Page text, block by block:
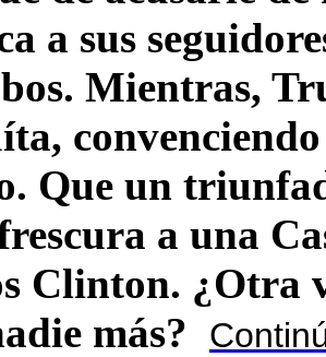
a sus
Mientras,
Que un
a una
Clinton. ¿Otra
más?